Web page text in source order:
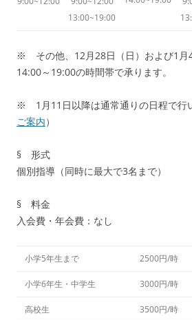
13:00~19:00
※ その他、12月28日（日）および1月
14:00～19:00の時間帯で承ります。
※ 1月11日以降は通常通りの日程で行
ご案内）
§ 形式
個別指導（同時に最大で3名まで）
§ 料金
入会費・年会費：なし
小学5年生まで 2500円/時
小学6年生・中学生 3000円/時
高校生 3500円/時